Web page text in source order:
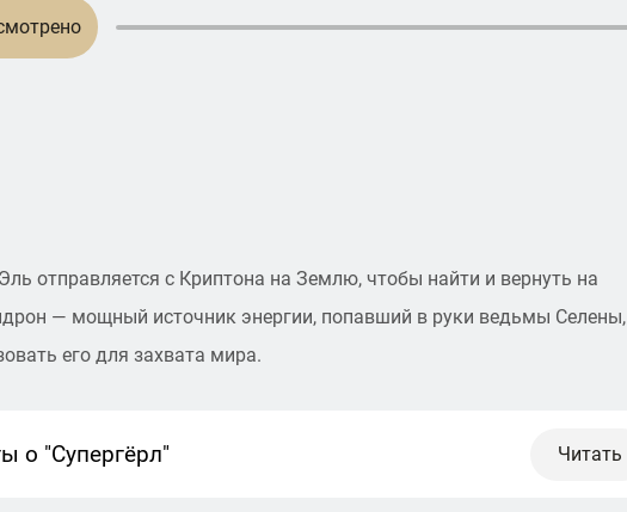
отправляется с Криптона на Землю, чтобы найти и вернуть на
— мощный источник энергии, попавший в руки ведьмы Селены,
его для захвата мира.
о "Супергёрл" Читать